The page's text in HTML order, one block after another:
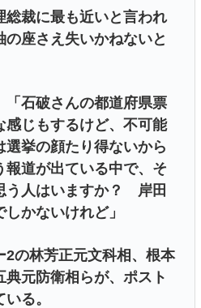
総裁に最も近いと言われ
座さえ失いかねないと
「石破さんの都道府県票
感じもするけど、不可能
選挙の顔たり得ないから
報道が出ている中で、そ
う人はいますか？ 岸田
かないけれど」
2の林芳正元文科相、根本
典元防衛相らが、ポスト
る。